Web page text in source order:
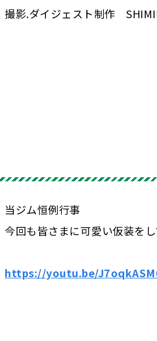
撮影.ダイジェスト制作
当ジム恒例行事
今回も皆さまに可愛い仮装を
https://youtu.be/